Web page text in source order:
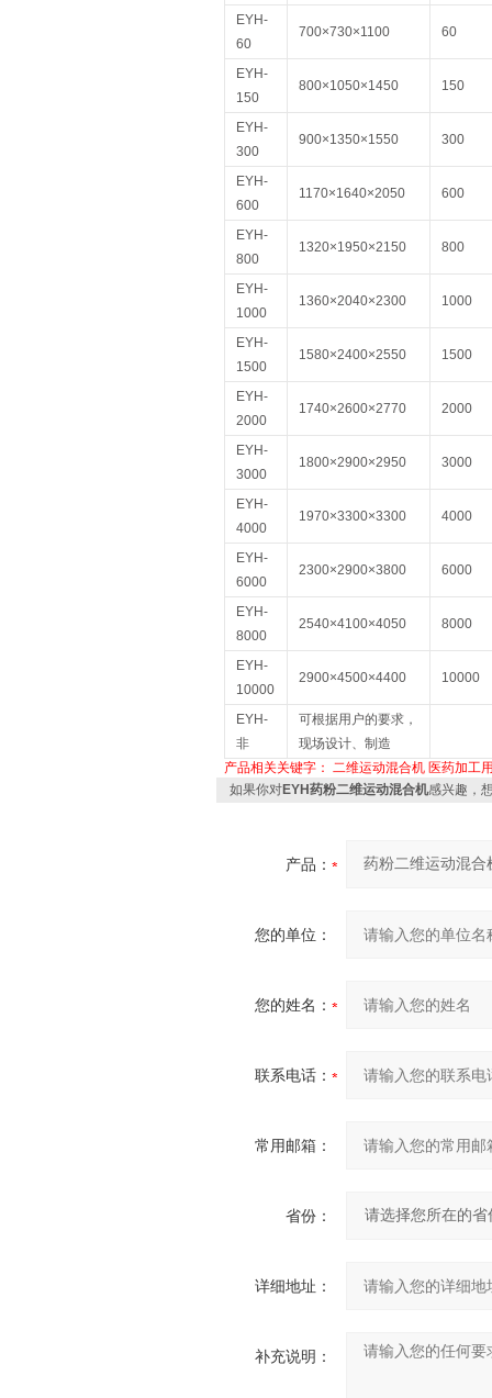
EYH-
60
700×730×1100 60
EYH-
150
800×1050×1450 150
EYH-
300
900×1350×1550 300
EYH-
600
1170×1640×2050 600
EYH-
800
1320×1950×2150 800
EYH-
1000
1360×2040×2300 1000
EYH-
1500
1580×2400×2550 1500
EYH-
2000
1740×2600×2770 2000
EYH-
3000
1800×2900×2950 3000
EYH-
4000
1970×3300×3300 4000
EYH-
6000
2300×2900×3800 6000
EYH-
8000
2540×4100×4050 8000
EYH-
10000
2900×4500×4400 10000
EYH-
非
可根据用户的要求，
现场设计、制造
产品相关关键字： 二维运动混合机 医药加工
如果你对EYH药粉二维运动混合机感兴趣，
产品：
您的单位：
您的姓名：
联系电话：
常用邮箱：
省份：
详细地址：
补充说明：